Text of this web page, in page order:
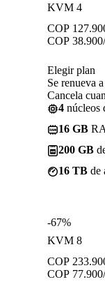
KVM 4
COP
COP 38.900
Elegir plan
Se renueva
Cancela
4 núcleos
16 GB
200 GB
16 TB de
-67%
KVM 8
COP
COP 77.900